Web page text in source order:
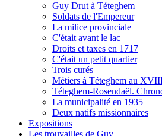
Guy Drut à Téteghem
Soldats de l'Empereur
La milice provinciale
C'était avant le lac
Droits et taxes en 1717
C'était un petit quartier
Trois curés
Métiers à Téteghem au
Téteghem-Rosendaël.
La municipalité en 1935
Deux natifs missionnaires
Expositions